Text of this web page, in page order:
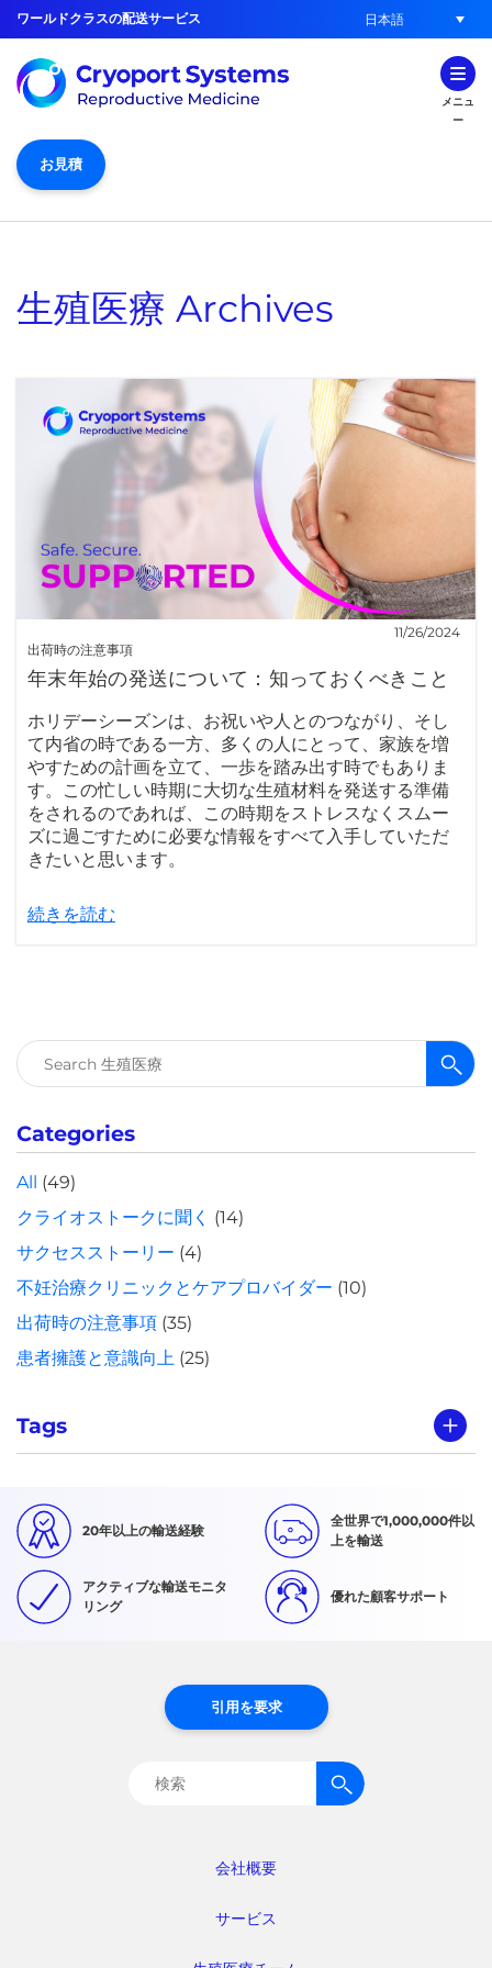
ワールドクラスの配送サービス 日本語
メニュ
ー
お見積
生殖医療 Archives
出荷時の注意事項
11/26/2024
年末年始の発送について：知っておくべきこと
ホリデーシーズンは、お祝いや人とのつながり、そし
て内省の時である一方、多くの人にとって、家族を増
やすための計画を立て、一歩を踏み出す時でもありま
す。この忙しい時期に大切な生殖材料を発送する準備
をされるのであれば、この時期をストレスなくスムー
ズに過ごすために必要な情報をすべて入手していただ
きたいと思います。
続きを読む
検
索:
Categories
All (49)
クライオストークに聞く (14)
サクセスストーリー (4)
不妊治療クリニックとケアプロバイダー (10)
出荷時の注意事項 (35)
患者擁護と意識向上 (25)
Tags
20年以上の輸送経験
全世界で1,000,000件以
上を輸送
アクティブな輸送モニタ
リング
優れた顧客サポート
会社概要
サービス
引用を要求
検